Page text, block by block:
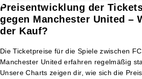
Preisentwicklung der
gegen Manchester United –
der Kauf?
Die Ticketpreise für die Spiele zwischen
Manchester United erfahren regelmäßig
Unsere Charts zeigen dir, wie sich die